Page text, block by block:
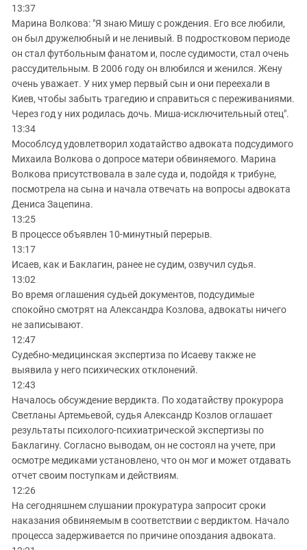
13:37
Марина Волкова: "Я знаю Мишу с рождения. Его все любили,
он был дружелюбный и не ленивый. В подростковом периоде
он стал футбольным фанатом и, после судимости, стал очень
рассудительным. В 2006 году он влюбился и женился. Жену
очень уважает. У них умер первый сын и они переехали в
Киев, чтобы забыть трагедию и справиться с переживаниями.
Через год у них родилась дочь. Миша-исключительный отец".
13:34
Мособлсуд удовлетворил ходатайство адвоката подсудимого
Михаила Волкова о допросе матери обвиняемого. Марина
Волкова присутствовала в зале суда и, подойдя к трибуне,
посмотрела на сына и начала отвечать на вопросы адвоката
Дениса Зацепина.
13:25
В процессе объявлен 10-минутный перерыв.
13:17
Исаев, как и Баклагин, ранее не судим, озвучил судья.
13:02
Во время оглашения судьей документов, подсудимые
спокойно смотрят на Александра Козлова, адвокаты ничего
не записывают.
12:47
Судебно-медицинская экспертиза по Исаеву также не
выявила у него психических отклонений.
12:43
Началось обсуждение вердикта. По ходатайству прокурора
Светланы Артемьевой, судья Александр Козлов оглашает
результаты психолого-психиатрической экспертизы по
Баклагину. Согласно выводам, он не состоял на учете, при
осмотре медиками установлено, что он мог и может отдавать
отчет своим поступкам и действиям.
12:26
На сегодняшнем слушании прокуратура запросит сроки
наказания обвиняемым в соответствии с вердиктом. Начало
процесса задерживается по причине опоздания адвоката.